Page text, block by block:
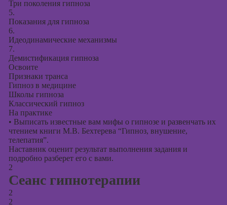
Три поколения гипноза
5.
Показания для гипноза
6.
Идеодинамические механизмы
7.
Демистификация гипноза
Освоите
Признаки транса
Гипноз в медицине
Школы гипноза
Классический гипноз
На практике
• Выписать известные вам мифы о гипнозе и развенчать их
чтением книги М.В. Бехтерева “Гипноз, внушение,
телепатия”.
Наставник оценит результат выполнения задания и
подробно разберет его с вами.
2
Сеанс гипнотерапии
2
2